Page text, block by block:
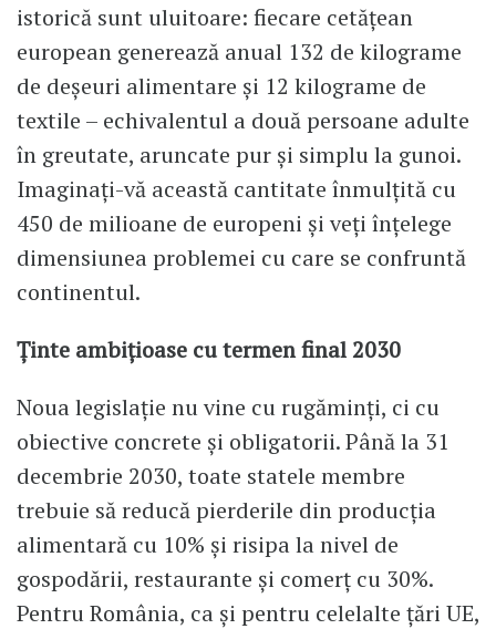
istorică sunt uluitoare: fiecare cetățean
european generează anual 132 de kilograme
de deșeuri alimentare și 12 kilograme de
textile – echivalentul a două persoane adulte
în greutate, aruncate pur și simplu la gunoi.
Imaginați-vă această cantitate înmulțită cu
450 de milioane de europeni și veți înțelege
dimensiunea problemei cu care se confruntă
continentul.
Ținte ambițioase cu termen final 2030
Noua legislație nu vine cu rugăminți, ci cu
obiective concrete și obligatorii. Până la 31
decembrie 2030, toate statele membre
trebuie să reducă pierderile din producția
alimentară cu 10% și risipa la nivel de
gospodării, restaurante și comerț cu 30%.
Pentru România, ca și pentru celelalte țări UE,